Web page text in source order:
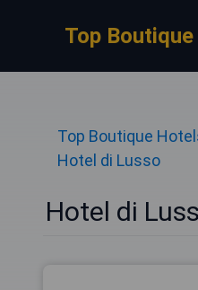
Top
Top Boutique
Hotel di Lusso
Hotel di